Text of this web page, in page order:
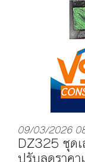
09/03/2026
DZ325 ชุด
ปรับลดราค